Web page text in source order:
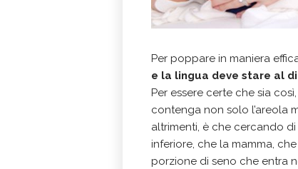
Per poppare in maniera
e la lingua deve stare al
Per essere certe che sia
contenga non solo l’areola
altrimenti, è che cercando
inferiore, che la mamma,
porzione di seno che entra